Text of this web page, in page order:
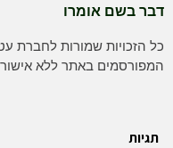
דבר בשם אומרו
כל הזכויות שמורות לחברת
המפורסמים באתר ללא
תגיות